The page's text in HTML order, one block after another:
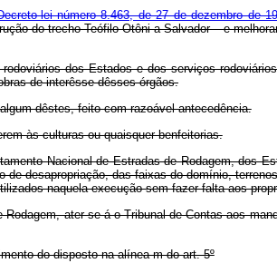
lei número 8.463, de 27 de dezembro de
do trecho Teófilo Otôni a Salvador – e
dos Estados e dos serviços
de interêsse dêsses órgãos.
dêstes, feito com razoável antecedência.
às culturas ou quaisquer benfeitorias.
Nacional de Estradas de Rodagem, dos
desapropriação, das faixas do domínio,
naquela execução sem fazer falta aos
ater-se-á o Tribunal de Contas aos
do disposto na alínea m do art. 5º